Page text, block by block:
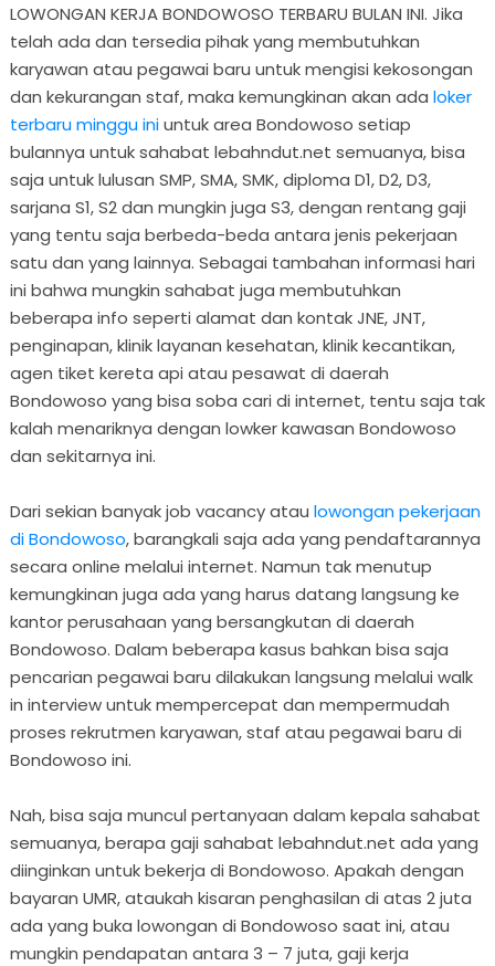
LOWONGAN KERJA BONDOWOSO TERBARU BULAN INI. Jika
telah ada dan tersedia pihak yang membutuhkan
karyawan atau pegawai baru untuk mengisi kekosongan
dan kekurangan staf, maka kemungkinan akan ada loker
terbaru minggu iniuntuk area Bondowoso setiap
bulannya untuk sahabat lebahndut.net semuanya, bisa
saja untuk lulusan SMP, SMA, SMK, diploma D1, D2, D3,
sarjana S1, S2 dan mungkin juga S3, dengan rentang gaji
yang tentu saja berbeda-beda antara jenis pekerjaan
satu dan yang lainnya. Sebagai tambahan informasi hari
ini bahwa mungkin sahabat juga membutuhkan
beberapa info seperti alamat dan kontak JNE, JNT,
penginapan, klinik layanan kesehatan, klinik kecantikan,
agen tiket kereta api atau pesawat di daerah
Bondowoso yang bisa soba cari di internet, tentu saja tak
kalah menariknya dengan lowker kawasan Bondowoso
dan sekitarnya ini.
Dari sekian banyak job vacancy atau lowongan pekerjaan
di Bondowoso, barangkali saja ada yang pendaftarannya
secara online melalui internet. Namun tak menutup
kemungkinan juga ada yang harus datang langsung ke
kantor perusahaan yang bersangkutan di daerah
Bondowoso. Dalam beberapa kasus bahkan bisa saja
pencarian pegawai baru dilakukan langsung melalui walk
in interview untuk mempercepat dan mempermudah
proses rekrutmen karyawan, staf atau pegawai baru di
Bondowoso ini.
Nah, bisa saja muncul pertanyaan dalam kepala sahabat
semuanya, berapa gaji sahabat lebahndut.net ada yang
diinginkan untuk bekerja di Bondowoso. Apakah dengan
bayaran UMR, ataukah kisaran penghasilan di atas 2 juta
ada yang buka lowongan di Bondowoso saat ini, atau
mungkin pendapatan antara 3 – 7 juta, gaji kerja